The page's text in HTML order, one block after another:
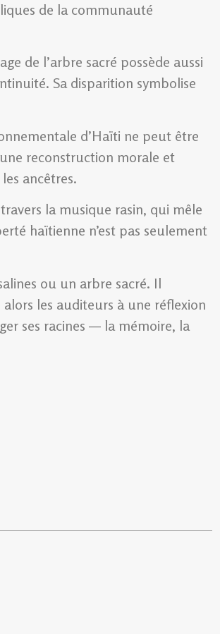
de la communauté
de l’arbre sacré possède aussi
Sa disparition symbolise
d’Haïti ne peut être
reconstruction morale et
ancêtres.
la musique rasin, qui mêle
haïtienne n’est pas seulement
ou un arbre sacré. Il
les auditeurs à une réflexion
ses racines — la mémoire, la